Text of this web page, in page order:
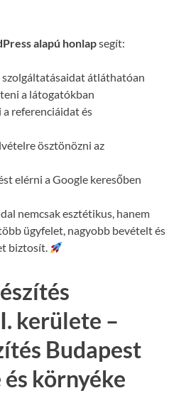
alapú honlapsegít:
átláthatóan
a látogatókban
referenciáidat és
ösztönözni az
elérni a Google keresőben
nemcsak esztétikus, hanem
ügyfelet, nagyobb bevételt és
biztosít.
kerülete –
Budapest
környéke